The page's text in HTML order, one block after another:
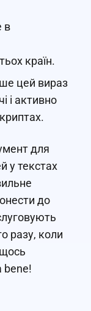
в
країн.
цей вираз
і активно
для
у текстах
до
разу, коли
bene!